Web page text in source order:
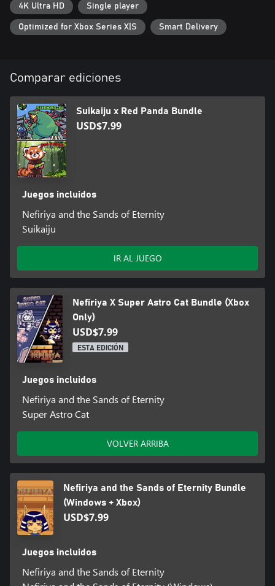
4K Ultra HD Single player
Optimized for Xbox Series X|S Smart Delivery
Comparar ediciones
Suikaiju x Red Panda Bundle
USD$7.99
Juegos incluidos
Nefiriya and the Sands of Eternity
Suikaiju
IR AL JUEGO
Nefiriya X Super Astro Cat Bundle (Xbox
Only)
USD$7.99
ESTA EDICIÓN
Juegos incluidos
Nefiriya and the Sands of Eternity
Super Astro Cat
VOLVER ARRIBA
Nefiriya and the Sands of Eternity Bundle
(Windows + Xbox)
USD$7.99
Juegos incluidos
Nefiriya and the Sands of Eternity